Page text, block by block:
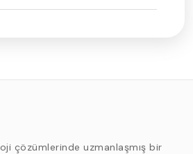
çözümlerinde uzmanlaşmış bir